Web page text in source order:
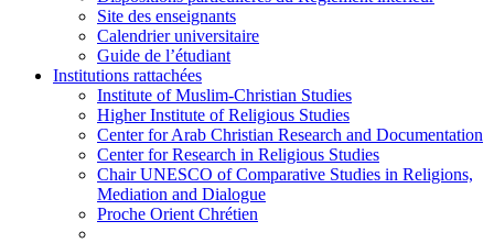
Site des enseignants
Calendrier universitaire
Guide de l’étudiant
Institutions rattachées
Institute of Muslim-Christian Studies
Higher Institute of Religious Studies
Center for Arab Christian Research and Documentation
Center for Research in Religious Studies
Chair UNESCO of Comparative Studies in Religions,
Mediation and Dialogue
Proche Orient Chrétien